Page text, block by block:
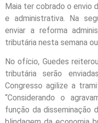
Maia ter cobrado o envio
e administrativa. Na
enviar a reforma
tributária nesta semana ou
No ofício, Guedes
tributária serão
Congresso agilize a
“Considerando o
função da disseminação